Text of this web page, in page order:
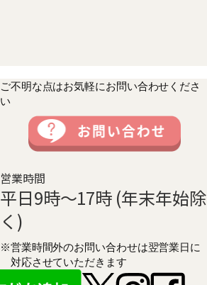
ご不明な点はお気軽にお問い合わせくださ
い
営業時間
平日9時～17時 (年末年始除
く)
※営業時間外のお問い合わせは翌営業日に
対応させていただきます